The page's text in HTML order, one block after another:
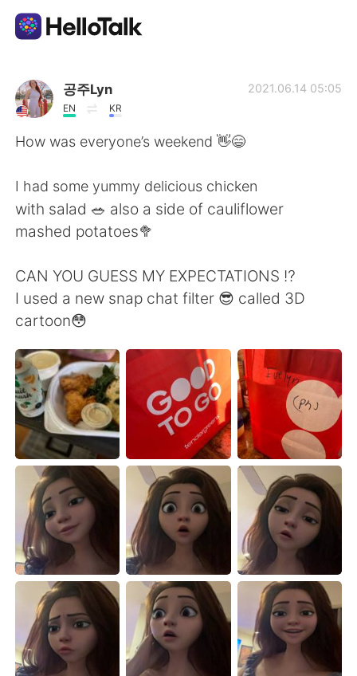
Language Exchange App
AI Grammar Checker
简体中文
Español العربية
Français
日本語
Русский ไทย
Indonesia Italiano
Türkçe Tiếng Việt
Português
공주Lyn
EN KR
2021.06.14 05:05
How was everyone’s weekend 👋😄
I had some yummy delicious chicken
with salad 🥗 also a side of cauliflower
mashed potatoes🥦
CAN YOU GUESS MY EXPECTATIONS ⁉️
I used a new snap chat filter 😎 called 3D
cartoon😳